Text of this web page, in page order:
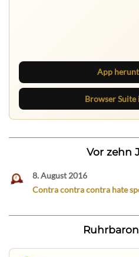
App
Browser
Vor zehn
8. August 2016
Contra contra contra hate